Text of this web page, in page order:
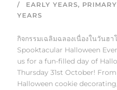
EARLY YEARS,
YEARS
กิจกรรมเฉลิมฉลองเนื่องในวันฮ
Spooktacular Halloween
us for a fun-filled day of
Thursday 31st October!
Halloween cookie